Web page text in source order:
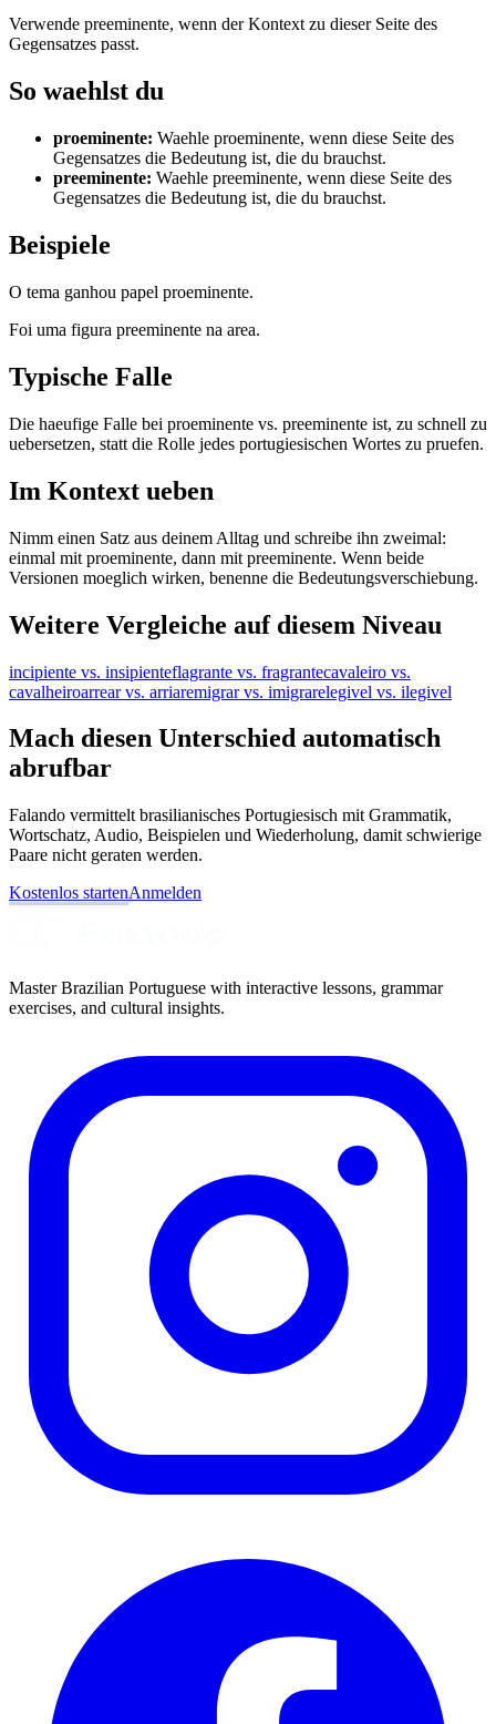
Verwende preeminente, wenn der Kontext zu dieser Seite des
Gegensatzes passt.
So waehlst du
proeminente: Waehle proeminente, wenn diese Seite des
Gegensatzes die Bedeutung ist, die du brauchst.
preeminente: Waehle preeminente, wenn diese Seite des
Gegensatzes die Bedeutung ist, die du brauchst.
Beispiele
O tema ganhou papel proeminente.
Foi uma figura preeminente na area.
Typische Falle
Die haeufige Falle bei proeminente vs. preeminente ist, zu schnell zu
uebersetzen, statt die Rolle jedes portugiesischen Wortes zu pruefen.
Im Kontext ueben
Nimm einen Satz aus deinem Alltag und schreibe ihn zweimal:
einmal mit proeminente, dann mit preeminente. Wenn beide
Versionen moeglich wirken, benenne die Bedeutungsverschiebung.
Weitere Vergleiche auf diesem Niveau
incipiente vs. insipienteflagrante vs. fragrantecavaleiro vs.
cavalheiroarrear vs. arriaremigrar vs. imigrarelegivel vs. ilegivel
Mach diesen Unterschied automatisch
abrufbar
Falando vermittelt brasilianisches Portugiesisch mit Grammatik,
Wortschatz, Audio, Beispielen und Wiederholung, damit schwierige
Paare nicht geraten werden.
Kostenlos startenAnmelden
Master Brazilian Portuguese with interactive lessons, grammar
exercises, and cultural insights.